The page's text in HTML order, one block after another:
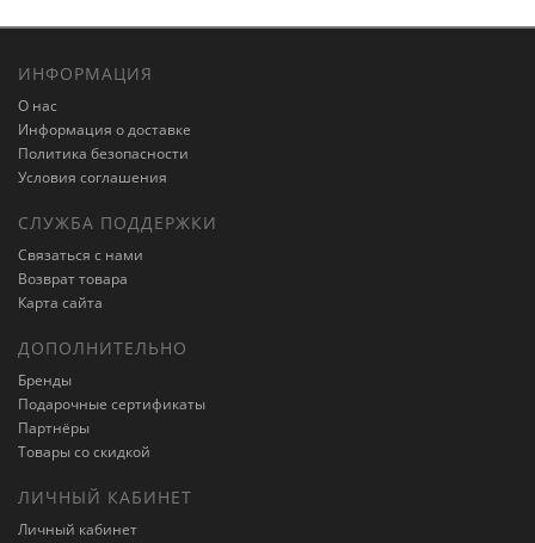
ИНФОРМАЦИЯ
О нас
Информация о доставке
Политика безопасности
Условия соглашения
СЛУЖБА ПОДДЕРЖКИ
Связаться с нами
Возврат товара
Карта сайта
ДОПОЛНИТЕЛЬНО
Бренды
Подарочные сертификаты
Партнёры
Товары со скидкой
ЛИЧНЫЙ КАБИНЕТ
Личный кабинет